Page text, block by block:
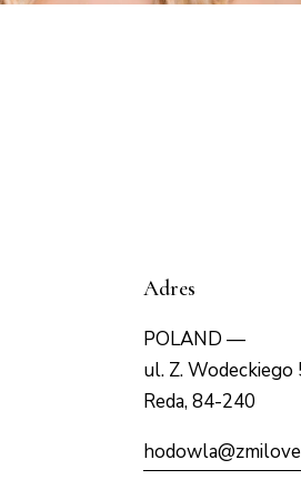
Adres
POLAND —
ul. Z. Wodeckiego
Reda, 84-240